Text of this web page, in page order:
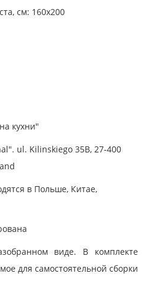
см: 160x200
кухни"
ul. Kilinskiego 35B, 27-400
в Польше, Китае,
виде. В комплекте
для самостоятельной сборки